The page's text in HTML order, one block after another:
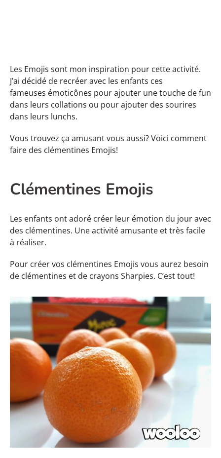
Les Emojis sont mon inspiration pour cette activité.
J’ai décidé de recréer avec les enfants ces
fameuses émoticônes pour ajouter une touche de fun
dans leurs collations ou pour ajouter des sourires
dans leurs lunchs.
Vous trouvez ça amusant vous aussi? Voici comment
faire des clémentines Emojis!
Clémentines Emojis
Les enfants ont adoré créer leur émotion du jour avec
des clémentines. Une activité amusante et très facile
à réaliser.
Pour créer vos clémentines Emojis vous aurez besoin
de clémentines et de crayons Sharpies. C’est tout!